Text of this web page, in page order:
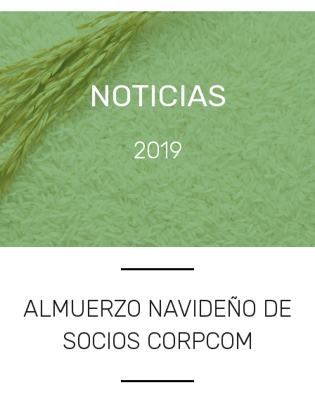
NOTICIAS
2019
ALMUERZO NAVIDEÑO DE
SOCIOS CORPCOM